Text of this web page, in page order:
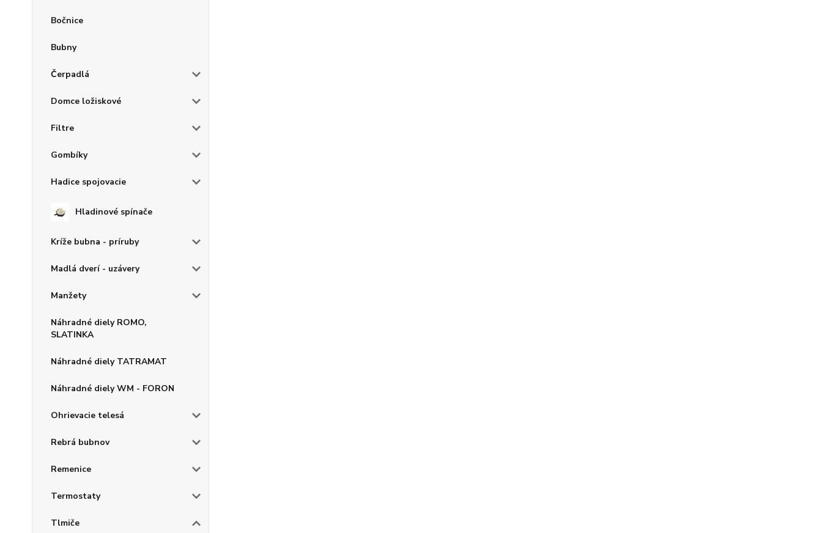
Bočnice
Bubny
Čerpadlá
Domce ložiskové
Filtre
Gombíky
Hadice spojovacie
Hladinové spínače
Kríže bubna - príruby
Madlá dverí - uzávery
Manžety
Náhradné diely ROMO,
SLATINKA
Náhradné diely TATRAMAT
Náhradné diely WM - FORON
Ohrievacie telesá
Rebrá bubnov
Remenice
Termostaty
Tlmiče